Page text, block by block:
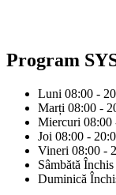
Program
Luni 08:00 -
Marți 08:00 -
Miercuri 08:00
Joi 08:00 -
Vineri 08:00 -
Sâmbătă Închis
Duminică